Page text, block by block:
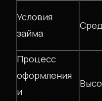
Условия
займа
Процесс
оформления
и